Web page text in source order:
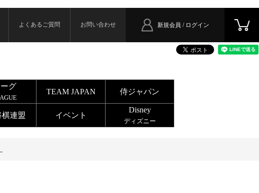
新規会員 / ログイン
よくあるご質問 お問い合わせ
グ
TEAM JAPAN 侍ジャパン
棋連盟 イベント
Disney
ディズニー